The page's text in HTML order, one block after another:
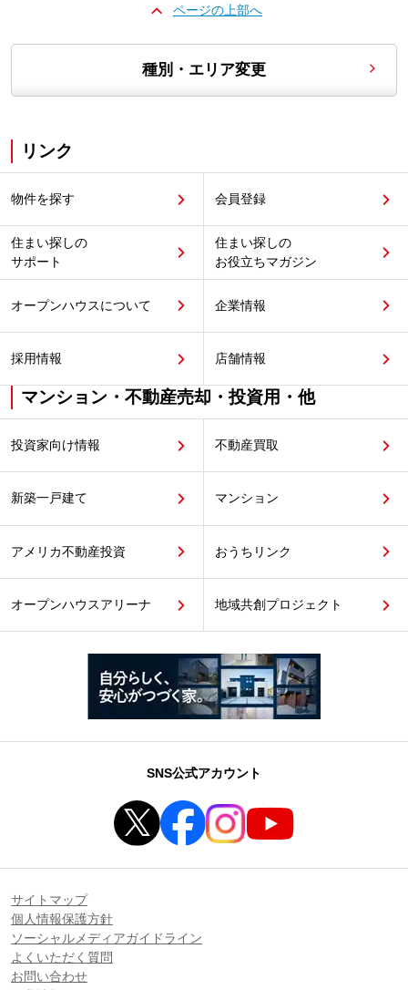
ページの上部へ
種別・エリア変更
リンク
物件を探す 会員登録
住まい探しの
サポート
住まい探しの
お役立ちマガジン
オープンハウスについて 企業情報
採用情報 店舗情報
マンション・不動産売却・投資用・他
投資家向け情報 不動産買取
新築一戸建て マンション
アメリカ不動産投資 おうちリンク
オープンハウスアリーナ 地域共創プロジェクト
SNS公式アカウント
サイトマップ
個人情報保護方針
ソーシャルメディアガイドライン
よくいただく質問
お問い合わせ